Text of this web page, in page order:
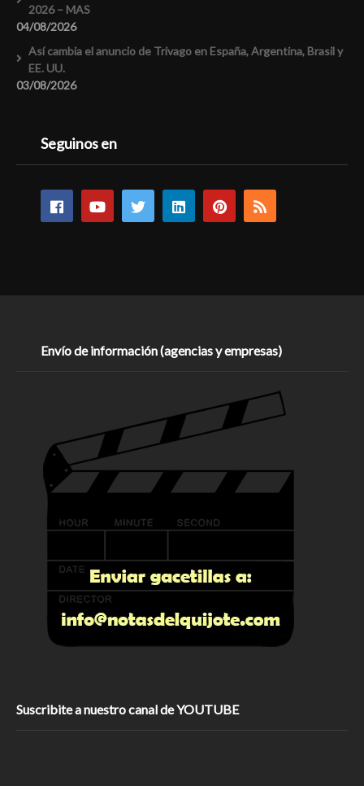
2026 – MAS
04/08/2026
Así cambia el anuncio de Trivago en España, Argentina, Brasil y
EE. UU.
03/08/2026
Seguinos en
Envío de información (agencias y empresas)
Suscribite a nuestro canal de YOUTUBE